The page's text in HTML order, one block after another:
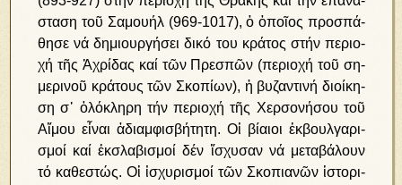
στα­ση τοῦ Σα­μου­ήλ (969-1017), ὁ ὁ­ποῖ­ος προ­σπά­
θη­σε νά δη­μι­ουρ­γή­σει δικό του κρά­τος στήν πε­ρι­ο­
χή τῆς Ἀ­χρί­δας καί τῶν Πρε­σπῶν (πε­ρι­ο­χή τοῦ ση­
με­ρι­νοῦ κρά­τους τῶν Σκο­πί­ων), ἡ βυ­ζαν­τι­νή δι­οί­κη­
ση σ᾿ ὁ­λό­κλη­ρη τήν πε­ρι­ο­χή τῆς Χερ­σο­νή­σου τοῦ
Αἵ­μου εἶ­ναι ἀ­δι­αμ­φι­σβή­τη­τη. Οἱ βί­αι­οι ἐκ­βουλ­γα­ρι­
σμοί καί ἐκ­σλα­βι­σμοί δέν ἴ­σχυ­σαν νά με­τα­βά­λουν
τό κα­θε­στώς. Οἱ ἰ­σχυ­ρι­σμοί τῶν Σκο­πια­νῶν ἱ­στο­ρι­